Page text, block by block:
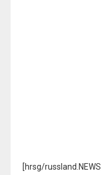
[hrsg/russland.NEWS]